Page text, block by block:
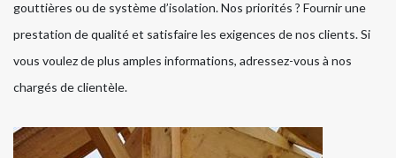
gouttières ou de système d’isolation. Nos priorités ? Fournir une
prestation de qualité et satisfaire les exigences de nos clients. Si
vous voulez de plus amples informations, adressez-vous à nos
chargés de clientèle.